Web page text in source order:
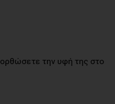
την υφή της στο